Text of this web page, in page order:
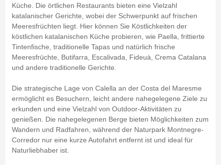
Küche. Die örtlichen Restaurants bieten eine Vielzahl
katalanischer Gerichte, wobei der Schwerpunkt auf frischen
Meeresfrüchten liegt. Hier können Sie Köstlichkeiten der
köstlichen katalanischen Küche probieren, wie Paella, frittierte
Tintenfische, traditionelle Tapas und natürlich frische
Meeresfrüchte, Butifarra, Escalivada, Fideuà, Crema Catalana
und andere traditionelle Gerichte.
Die strategische Lage von Calella an der Costa del Maresme
ermöglicht es Besuchern, leicht andere nahegelegene Ziele zu
erkunden und eine Vielzahl von Outdoor-Aktivitäten zu
genießen. Die nahegelegenen Berge bieten Möglichkeiten zum
Wandern und Radfahren, während der Naturpark Montnegre-
Corredor nur eine kurze Autofahrt entfernt ist und ideal für
Naturliebhaber ist.